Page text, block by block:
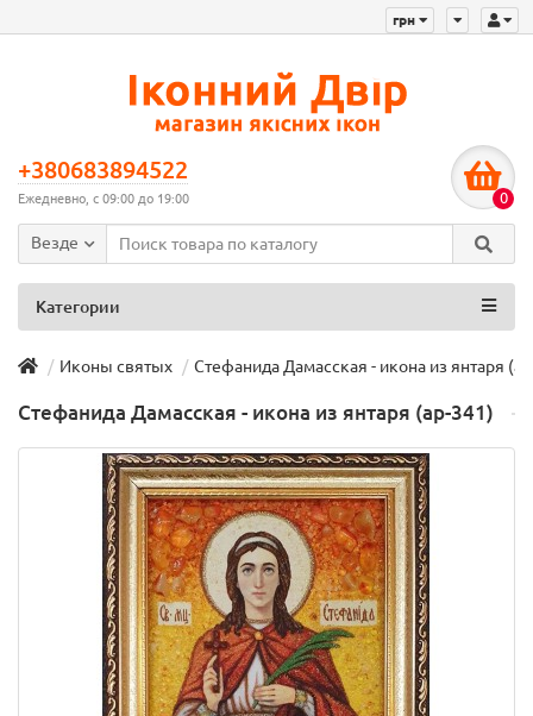
грн
+380683894522
Ежедневно, с 09:00 до 19:00 0
Везде
Категории
Иконы святых Стефанида Дамасская - икона из янтаря
Стефанида Дамасская - икона из янтаря (ар-341)